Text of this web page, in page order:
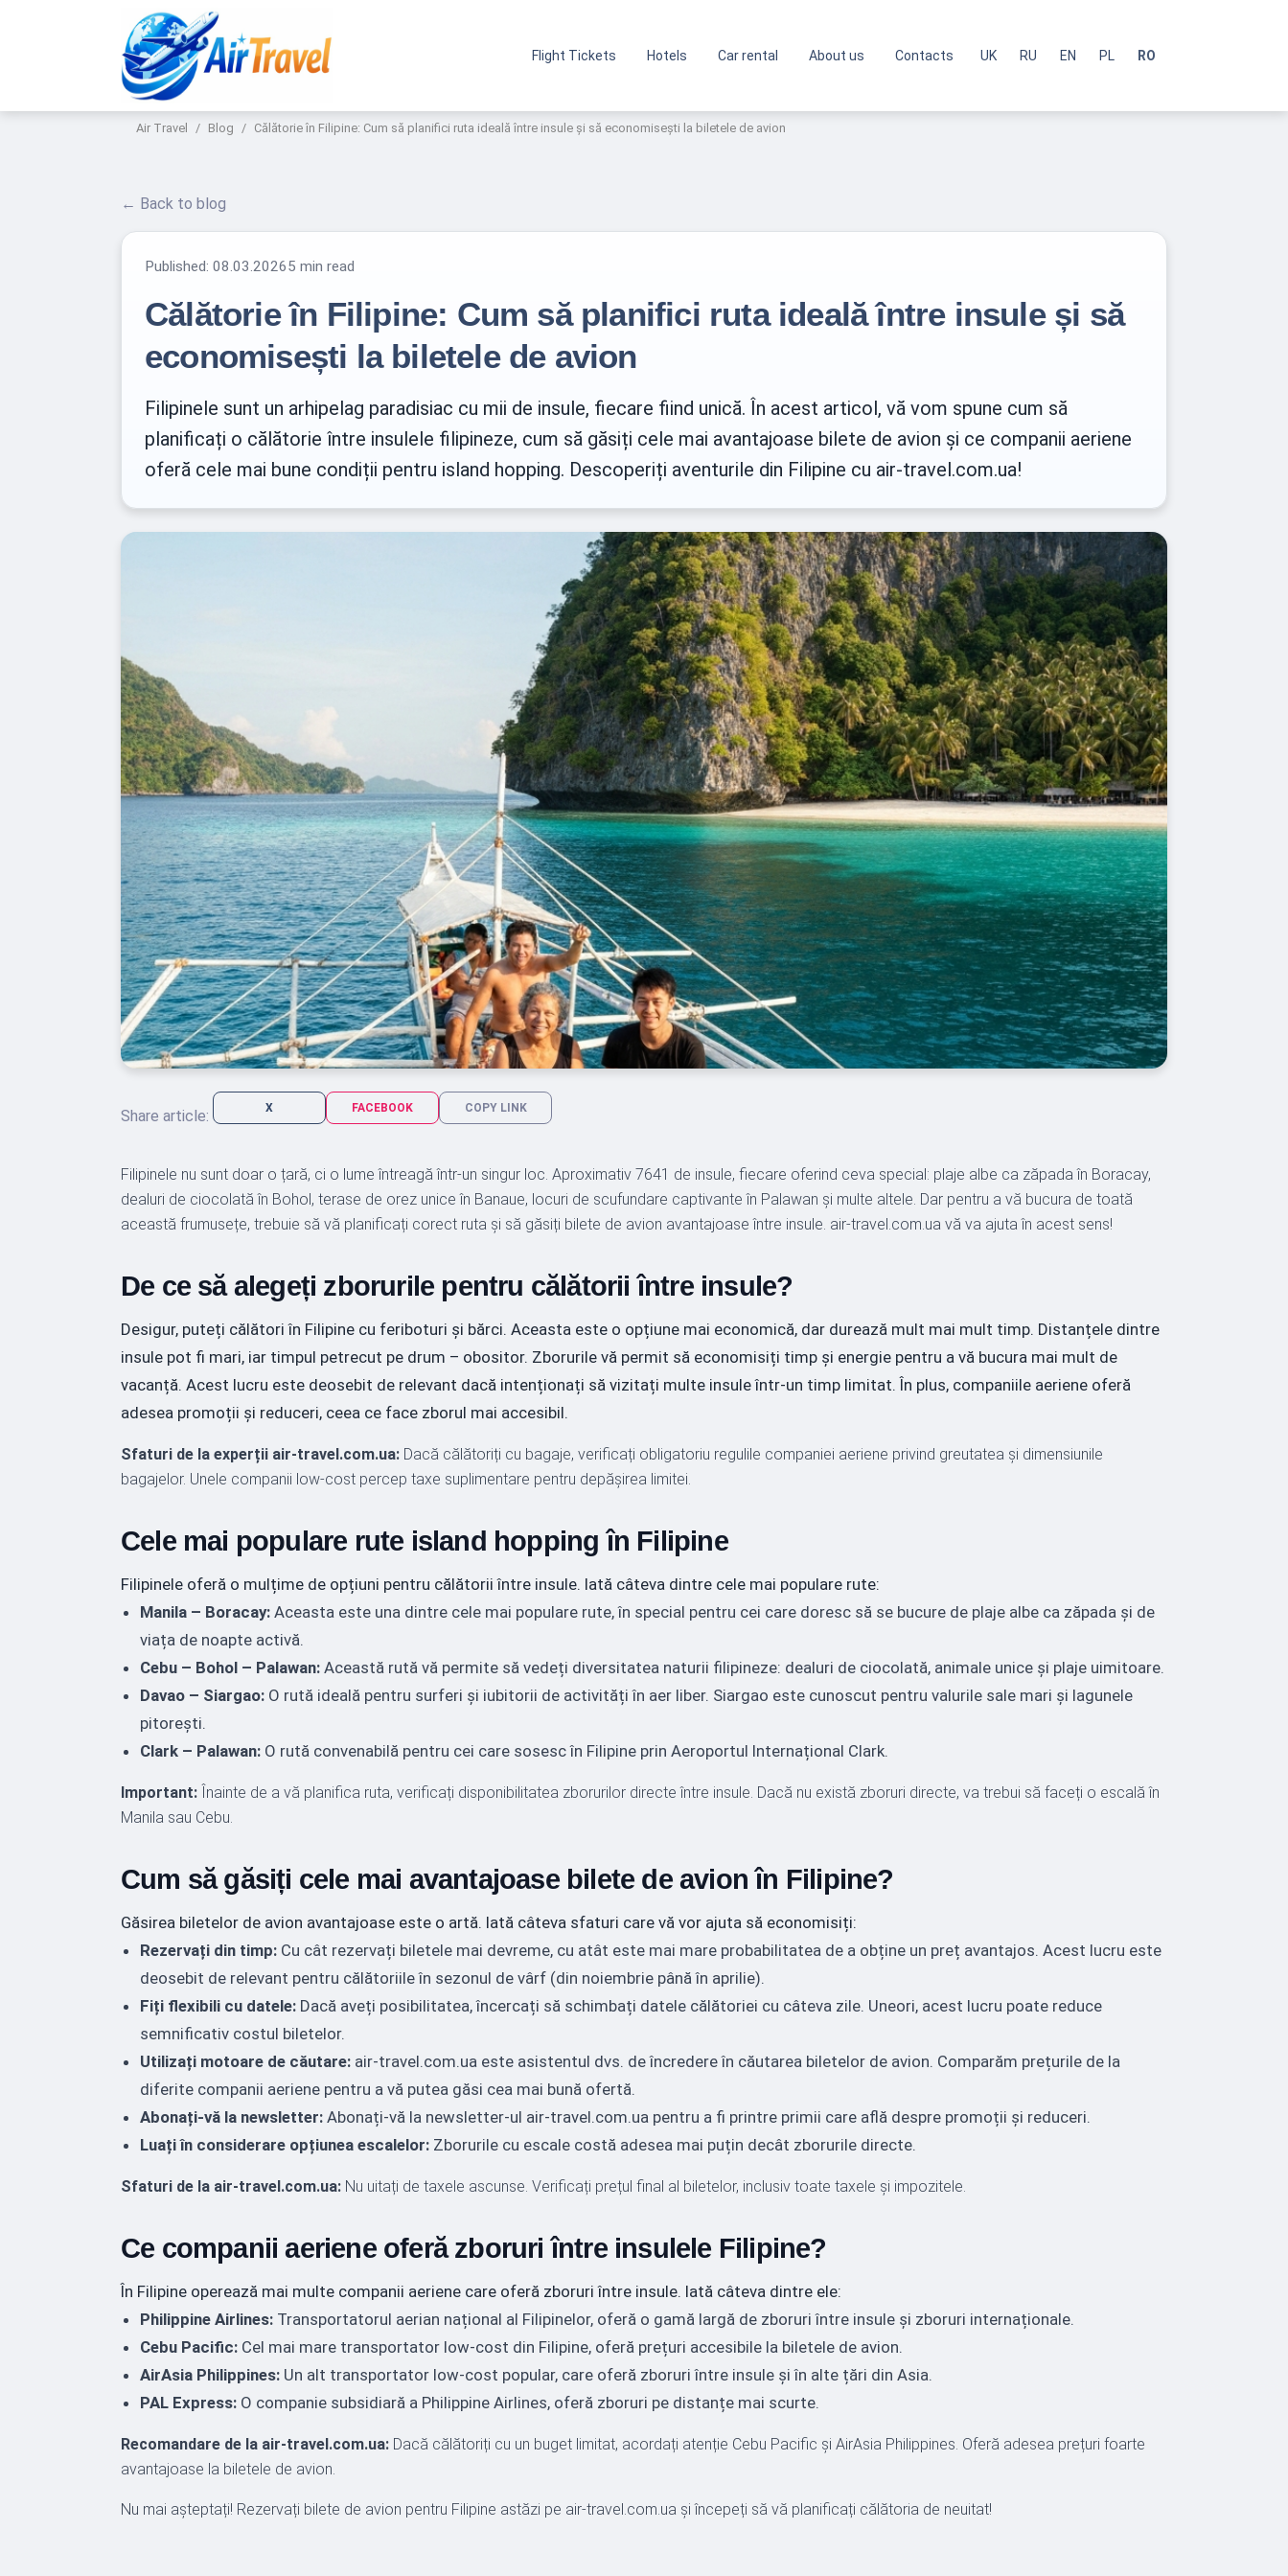
Flight Tickets Hotels Car rental About us Contacts UK RU EN PL RO
Air Travel Blog Călătorie în Filipine: Cum să planifici ruta ideală între insule și să economisești la biletele de avion
← Back to blog
Published: 08.03.20265 min read
Călătorie în Filipine: Cum să planifici ruta ideală între insule și să
economisești la biletele de avion
Filipinele sunt un arhipelag paradisiac cu mii de insule, fiecare fiind unică. În acest articol, vă vom spune cum să
planificați o călătorie între insulele filipineze, cum să găsiți cele mai avantajoase bilete de avion și ce companii aeriene
oferă cele mai bune condiții pentru island hopping. Descoperiți aventurile din Filipine cu air-travel.com.ua!
Share article: X FACEBOOK COPY LINK
Filipinele nu sunt doar o țară, ci o lume întreagă într-un singur loc. Aproximativ 7641 de insule, fiecare oferind ceva special: plaje albe ca zăpada în Boracay,
dealuri de ciocolată în Bohol, terase de orez unice în Banaue, locuri de scufundare captivante în Palawan și multe altele. Dar pentru a vă bucura de toată
această frumusețe, trebuie să vă planificați corect ruta și să găsiți bilete de avion avantajoase între insule. air-travel.com.ua vă va ajuta în acest sens!
De ce să alegeți zborurile pentru călătorii între insule?
Desigur, puteți călători în Filipine cu feriboturi și bărci. Aceasta este o opțiune mai economică, dar durează mult mai mult timp. Distanțele dintre
insule pot fi mari, iar timpul petrecut pe drum – obositor. Zborurile vă permit să economisiți timp și energie pentru a vă bucura mai mult de
vacanță. Acest lucru este deosebit de relevant dacă intenționați să vizitați multe insule într-un timp limitat. În plus, companiile aeriene oferă
adesea promoții și reduceri, ceea ce face zborul mai accesibil.
Sfaturi de la experții air-travel.com.ua: Dacă călătoriți cu bagaje, verificați obligatoriu regulile companiei aeriene privind greutatea și dimensiunile
bagajelor. Unele companii low-cost percep taxe suplimentare pentru depășirea limitei.
Cele mai populare rute island hopping în Filipine
Filipinele oferă o mulțime de opțiuni pentru călătorii între insule. Iată câteva dintre cele mai populare rute:
Manila – Boracay: Aceasta este una dintre cele mai populare rute, în special pentru cei care doresc să se bucure de plaje albe ca zăpada și de
viața de noapte activă.
Cebu – Bohol – Palawan: Această rută vă permite să vedeți diversitatea naturii filipineze: dealuri de ciocolată, animale unice și plaje uimitoare.
Davao – Siargao: O rută ideală pentru surferi și iubitorii de activități în aer liber. Siargao este cunoscut pentru valurile sale mari și lagunele
pitorești.
Clark – Palawan: O rută convenabilă pentru cei care sosesc în Filipine prin Aeroportul Internațional Clark.
Important: Înainte de a vă planifica ruta, verificați disponibilitatea zborurilor directe între insule. Dacă nu există zboruri directe, va trebui să faceți o escală în
Manila sau Cebu.
Cum să găsiți cele mai avantajoase bilete de avion în Filipine?
Găsirea biletelor de avion avantajoase este o artă. Iată câteva sfaturi care vă vor ajuta să economisiți:
Rezervați din timp: Cu cât rezervați biletele mai devreme, cu atât este mai mare probabilitatea de a obține un preț avantajos. Acest lucru este
deosebit de relevant pentru călătoriile în sezonul de vârf (din noiembrie până în aprilie).
Fiți flexibili cu datele: Dacă aveți posibilitatea, încercați să schimbați datele călătoriei cu câteva zile. Uneori, acest lucru poate reduce
semnificativ costul biletelor.
Utilizați motoare de căutare: air-travel.com.ua este asistentul dvs. de încredere în căutarea biletelor de avion. Comparăm prețurile de la
diferite companii aeriene pentru a vă putea găsi cea mai bună ofertă.
Abonați-vă la newsletter: Abonați-vă la newsletter-ul air-travel.com.ua pentru a fi printre primii care află despre promoții și reduceri.
Luați în considerare opțiunea escalelor: Zborurile cu escale costă adesea mai puțin decât zborurile directe.
Sfaturi de la air-travel.com.ua: Nu uitați de taxele ascunse. Verificați prețul final al biletelor, inclusiv toate taxele și impozitele.
Ce companii aeriene oferă zboruri între insulele Filipine?
În Filipine operează mai multe companii aeriene care oferă zboruri între insule. Iată câteva dintre ele:
Philippine Airlines: Transportatorul aerian național al Filipinelor, oferă o gamă largă de zboruri între insule și zboruri internaționale.
Cebu Pacific: Cel mai mare transportator low-cost din Filipine, oferă prețuri accesibile la biletele de avion.
AirAsia Philippines: Un alt transportator low-cost popular, care oferă zboruri între insule și în alte țări din Asia.
PAL Express: O companie subsidiară a Philippine Airlines, oferă zboruri pe distanțe mai scurte.
Recomandare de la air-travel.com.ua: Dacă călătoriți cu un buget limitat, acordați atenție Cebu Pacific și AirAsia Philippines. Oferă adesea prețuri foarte
avantajoase la biletele de avion.
Nu mai așteptați! Rezervați bilete de avion pentru Filipine astăzi pe air-travel.com.ua și începeți să vă planificați călătoria de neuitat!